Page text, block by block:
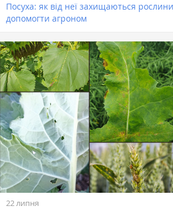
Посуха: як від неї захищаються
допомогти агроном
22 липня